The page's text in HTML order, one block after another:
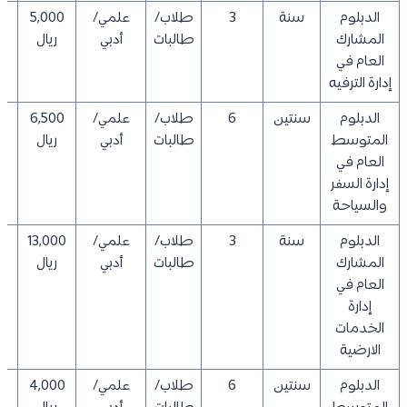
الدبلوم
المشارك
العام في
إدارة الترفيه
سنة 3
طلاب/
طالبات
علمي/
أدبي
5,000
ريال
الدبلوم
المتوسط
العام في
إدارة السفر
والسياحة
سنتين 6
طلاب/
طالبات
علمي/
أدبي
6,500
ريال
الدبلوم
المشارك
العام في
إدارة
الخدمات
الارضية
سنة 3
طلاب/
طالبات
علمي/
أدبي
13,000
ريال
الدبلوم
سنتين 6
طلاب/
علمي/
4,000